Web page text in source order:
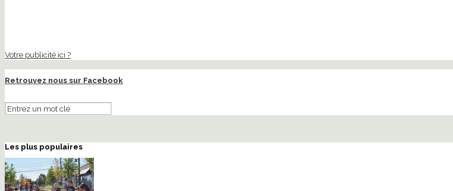
Votre publicité ici ?
Retrouvez nous sur Facebook
Les plus populaires